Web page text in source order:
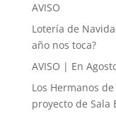
AVISO
Lotería de
año nos toca?
AVISO | En
Los Hermanos
proyecto de Sala